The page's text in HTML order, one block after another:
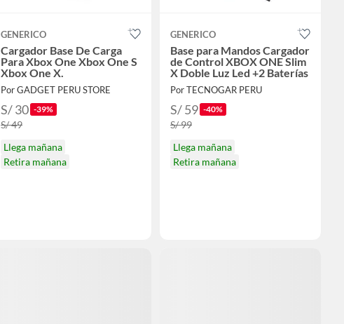
GENERICO
Cargador Base De Carga
Para Xbox One Xbox One S
Xbox One X.
Por GADGET PERU STORE
S/ 30 -39%
S/ 49
Llega mañana
Retira mañana
GENERICO
Base para Mandos Cargador
de Control XBOX ONE Slim
X Doble Luz Led +2 Baterías
Por TECNOGAR PERU
S/ 59 -40%
S/ 99
Llega mañana
Retira mañana